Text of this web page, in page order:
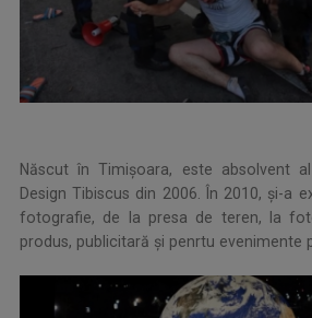
Născut în Timișoara, este absolvent
Design Tibiscus din 2006. În 2010, și-a
fotografie, de la presa de teren, la
produs, publicitară și penrtu evenimente